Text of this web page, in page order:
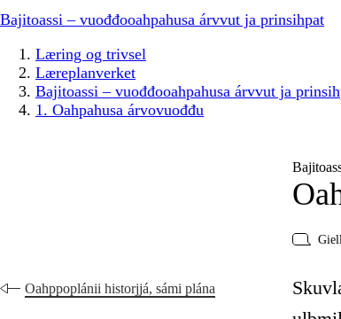
Bajitoassi – vuođđooahpahusa árvvut ja prinsihpat
Læring og trivsel
Læreplanverket
Bajitoassi – vuođđooahpahusa árvvut ja
1. Oahpahusa árvovuođđu
Oahppoplánii historjjá, sámi plána